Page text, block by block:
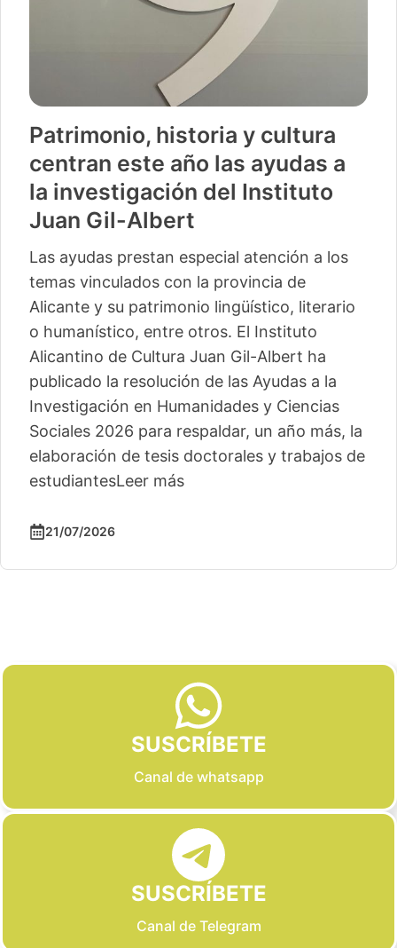
Patrimonio, historia y cultura
centran este año las ayudas a
la investigación del Instituto
Juan Gil-Albert
Las ayudas prestan especial atención a los
temas vinculados con la provincia de
Alicante y su patrimonio lingüístico, literario
o humanístico, entre otros. El Instituto
Alicantino de Cultura Juan Gil-Albert ha
publicado la resolución de las Ayudas a la
Investigación en Humanidades y Ciencias
Sociales 2026 para respaldar, un año más, la
elaboración de tesis doctorales y trabajos de
estudiantesLeer más
21/07/2026
SUSCRÍBETE
Canal de whatsapp
SUSCRÍBETE
Canal de Telegram